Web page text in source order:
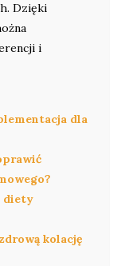
Dzięki
i
dla
diety
kolację